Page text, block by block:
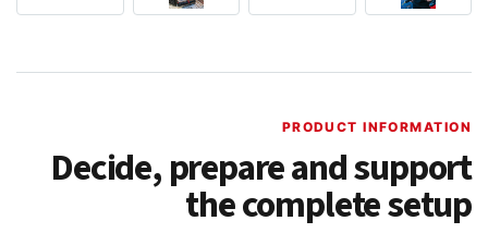
PRODUCT INFORMATION
Decide, prepare and support
the complete setup